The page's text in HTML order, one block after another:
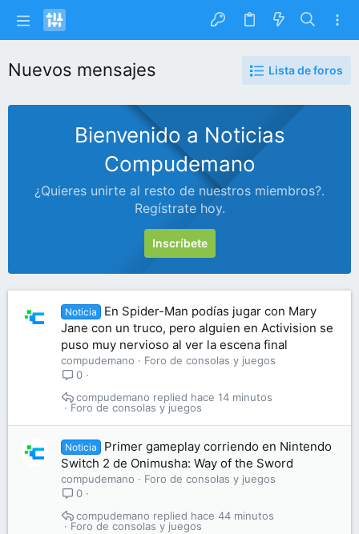
Nuevos mensajes Lista de foros
Bienvenido a Noticias
Compudemano
¿Quieres unirte al resto de nuestros miembros?.
Regístrate hoy.
Inscríbete
Noticia
En Spider-Man podías jugar con Mary
Jane con un truco, pero alguien en Activision se
puso muy nervioso al ver la escena final
compudemano
Foro de consolas y juegos
0
Foro de consolas y juegos
hace 14 minutos
compudemano
Noticia
Primer gameplay corriendo en Nintendo
Switch 2 de Onimusha: Way of the Sword
compudemano
Foro de consolas y juegos
0
Foro de consolas y juegos
hace 44 minutos
compudemano